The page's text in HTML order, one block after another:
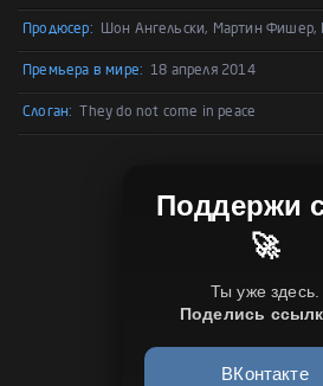
Продюсер: Шон Ангельски, Мартин Фишер,
Премьера в мире: 18 апреля 2014
Слоган: They do not come in peace
Поддержи
🚀
Ты уже здесь.
Поделись
ВКонтакте